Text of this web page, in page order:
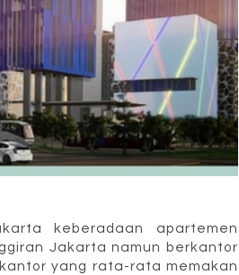
keberadaan apartemen
Jakarta namun berkantor
yang rata-rata memakan